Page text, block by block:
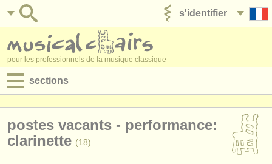
s'identifier
pour les professionnels de la musique classique
sections
jobs - performance
postes vacants - performance:
clarinette (18)